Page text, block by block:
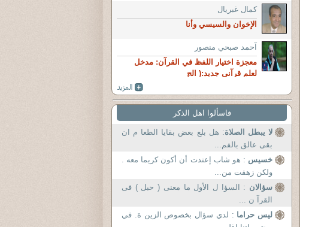
كمال غبريال
الإخوان والسيسي وأنا
آحمد صبحي منصور
معجزة اختيار اللفظ في القرآن: مدخل
لعلم قرآنى جديد:( الج
فاسألوا اهل الذكر
لا يبطل الصلاة: هل بلع بعض بقايا الطعا م ان
بقى عالق بالفم...
خسيس : هو شاب إعتدت أن أكون كريما معه .
ولكن زهقت من...
سؤالان : السؤا ل الأول ما معنى ( حبل ) فى
القرآ ن ...
ليس حراما : لدي سؤال بخصوص الزين ة. في